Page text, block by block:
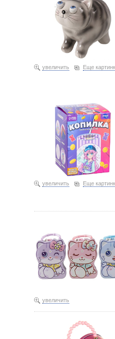
увеличить Еще
увеличить Еще
увеличить